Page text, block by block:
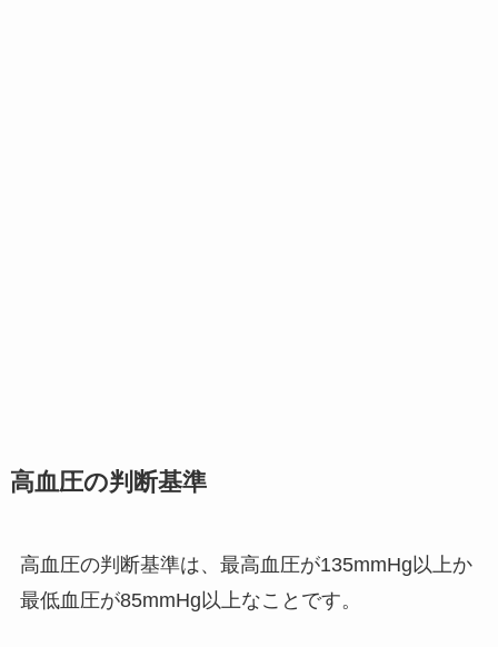
高血圧の判断基準
高血圧の判断基準は、最高血圧が135mmHg以上か
最低血圧が85mmHg以上なことです。